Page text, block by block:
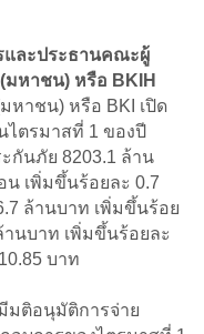
และประธานคณะผู้
มหาชน) หรือ BKIH
หาชน) หรือ BKI เปิด
ไตรมาสที่ 1 ของปี
กันภัย 8203.1 ล้าน
น เพิ่มขึ้นร้อยละ 0.7
ล้านบาท เพิ่มขึ้นร้อย
านบาท เพิ่มขึ้นร้อยละ
บาท
มติอนุมัติการจ่าย